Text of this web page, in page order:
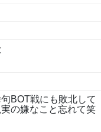
BOT戦にも敗北して
の嫌なこと忘れて笑